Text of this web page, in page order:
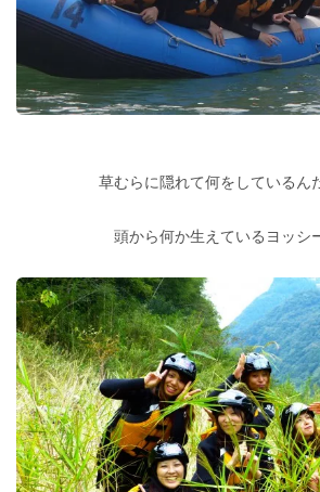
草むらに隠れて何をしているん
頭から何か生えているヨッシ